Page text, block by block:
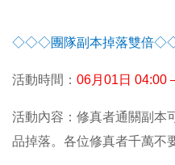
◇◇◇團隊副本掉落雙倍
活動時間： 06月01日 04:00
活動內容：修真者通關副本
品掉落。各位修真者千萬不